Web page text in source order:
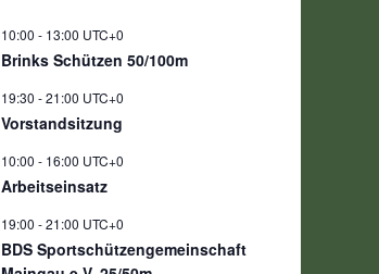
10:00 - 13:00 UTC+0
Brinks Schützen 50/100m
19:30 -21:00 UTC+0
Vorstandsitzung
10:00 - 16:00 UTC+0
Arbeitseinsatz
19:00 -21:00 UTC+0
BDS Sportschützengemeinschaft